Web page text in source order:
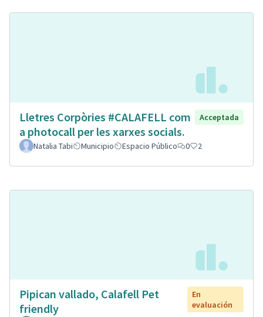
Lletres Corpòries #CALAFELL com
a photocall per les xarxes socials.
Acceptada
Natalia Tabi Municipio Espacio Público 0 2
Pipican vallado, Calafell Pet
friendly
En
evaluación